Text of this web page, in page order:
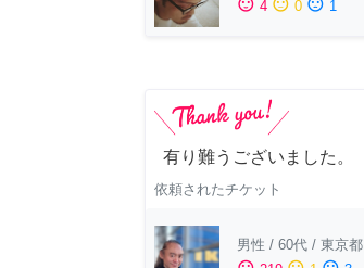
sentiment_satisfied 4 sentiment_neutral 0 sentiment_dissatisfied 1
有り難うございました。
依頼されたチケット
男性 / 60代 / 東京都